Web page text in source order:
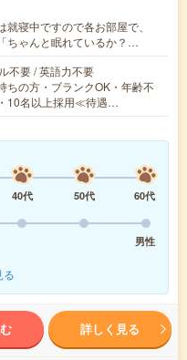
寝中ですので各お部屋で、
ちゃんと眠れているか？…
不要 / 英語力不要
ちの方・ブランクOK・年齢不
10名以上採用≪待遇…
40代 50代
60代
男性
る
詳しく見る